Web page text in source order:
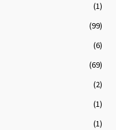
(1)
(99)
(6)
(69)
(2)
(1)
(1)